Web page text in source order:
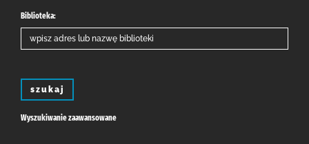
Biblioteka:
szukaj
Wyszukiwanie zaawansowane